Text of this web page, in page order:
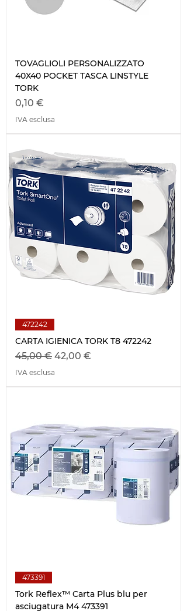
TOVAGLIOLI PERSONALIZZATO
40X40 POCKET TASCA LINSTYLE
TORK
Prezzo
0,10 €
IVA esclusa
472242
CARTA IGIENICA TORK T8 472242
Prezzo regolare
45,00 € Prezzo scontato
42,00 €
IVA esclusa
473391
Tork Reflex™ Carta Plus blu per
asciugatura M4 473391